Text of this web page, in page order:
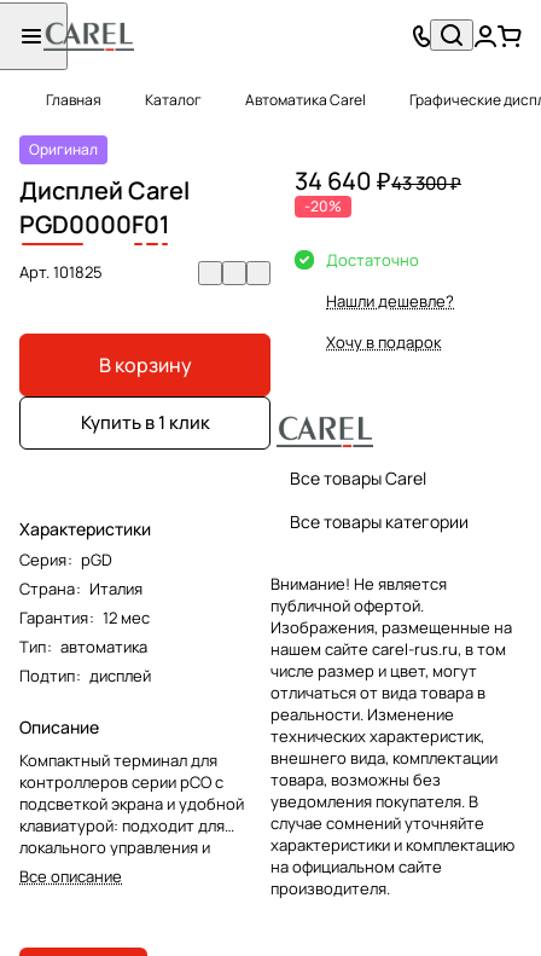
Главная Каталог Автоматика Carel Графические
Оригинал
Дисплей Carel
PGD0000F01
Арт.101825
В корзину
Купить в 1 клик
Характеристики
Серия: pGD
Страна: Италия
Гарантия: 12 мес
Тип: автоматика
Подтип: дисплей
Описание
Компактный терминал для
контроллеров серии pCO с
подсветкой экрана и удобной
клавиатурой: подходит для
локального управления и
индикации параметров, когда
важны надежность, простота и
Все описание
34 640 ₽43 300 ₽
-20%
Достаточно
Нашли дешевле?
Хочу в подарок
Все товары Carel
Все товары категории
Внимание! Не является
публичной офертой.
Изображения, размещенные на
нашем сайте carel-rus.ru, в том
числе размер и цвет, могут
отличаться от вида товара в
реальности. Изменение
технических характеристик,
внешнего вида, комплектации
товара, возможны без
уведомления покупателя. В
случае сомнений уточняйте
характеристики и комплектацию
на официальном сайте
производителя.